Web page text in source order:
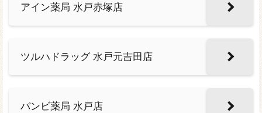
アイン薬局 水戸赤塚店
ツルハドラッグ 水戸元吉田店
バンビ薬局 水戸店